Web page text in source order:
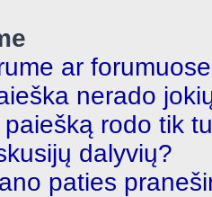
ar
nerado
rodo tik
dalyvių?
paties